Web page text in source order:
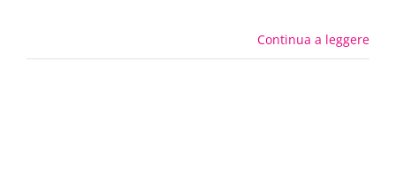
Continua a leggere